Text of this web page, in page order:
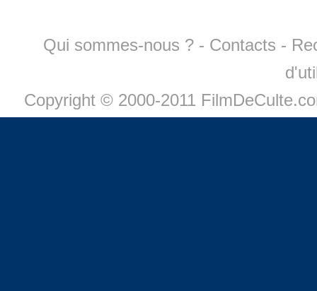
Qui sommes-nous ? - Contacts -
Copyright © 2000-2011